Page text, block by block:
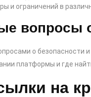
и ограничений в
вопросы
о безопасности
платформы и где
на